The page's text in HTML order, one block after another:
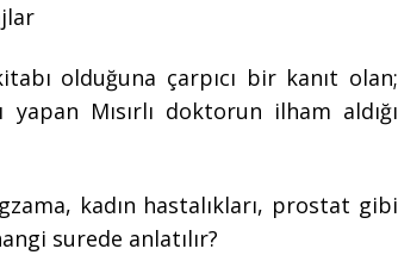
olduğuna çarpıcı bir kanıt olan;
Mısırlı doktorun ilham aldığı
kadın hastalıkları, prostat gibi
surede anlatılır?